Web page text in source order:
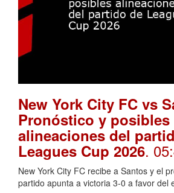
New York City FC vs
Pronóstico y posibles
alineaciones del
Leagues Cup 2026.
New York City FC recibe a Santos y el
partido apunta a victoria 3-0 a favor del